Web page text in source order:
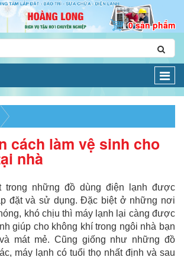
0 sản phẩm
cách làm vệ sinh cho
nhà
trong những đồ dùng điện lạnh được
đặt và sử dụng. Đặc biệt ở những nơi
khó chịu thì máy lạnh lại càng được
giúp cho không khí trong ngôi nhà bạn
mát mẻ. Cũng giống như những đồ
máy lạnh có tuổi thọ nhất định và sau